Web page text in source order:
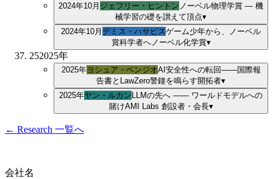
2024年10月 ジェフリー・ヒントン ノーベル物理学賞 ― 機
械学習の礎を讃えて頂点▾
2024年10月 デミス・ハサビスゲーム少年から、ノーベル
賞科学者へノーベル化学賞▾
252025年
2025年ヨシュア・ベンジオAI安全性への転回——国際報
告書とLawZero警鐘を鳴らす開拓者▾
2025年ヤン・ルカン LLMの先へ ―― ワールドモデルへの
賭けAMI Labs 創設者・会長▾
← Research 一覧へ
会社名